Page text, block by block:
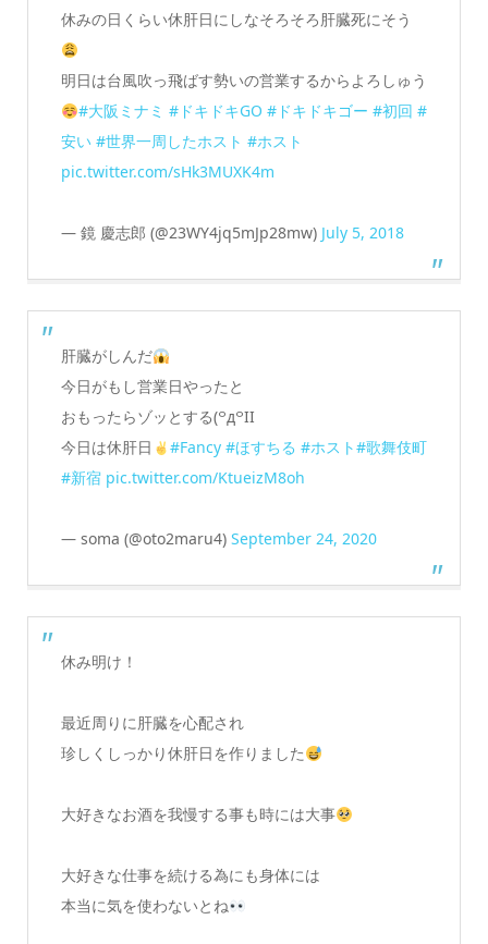
休みの日くらい休肝日にしなそろそろ肝臓死にそう
明日は台風吹っ飛ばす勢いの営業するからよろしゅう
#大阪ミナミ #ドキドキGO #ドキドキゴー #初回 #
安い #世界一周したホスト #ホスト
pic.twitter.com/sHk3MUXK4m
— 鏡 慶志郎 (@23WY4jq5mJp28mw) July 5, 2018
肝臓がしんだ
今日がもし営業日やったと
おもったらゾッとする(꒪д꒪II
今日は休肝日
#Fancy #ほすちる #ホスト#歌舞伎町
#新宿 pic.twitter.com/KtueizM8oh
— soma (@oto2maru4) September 24, 2020
休み明け！
最近周りに肝臓を心配され
珍しくしっかり休肝日を作りました
大好きなお酒を我慢する事も時には大事
大好きな仕事を続ける為にも身体には
本当に気を使わないとね